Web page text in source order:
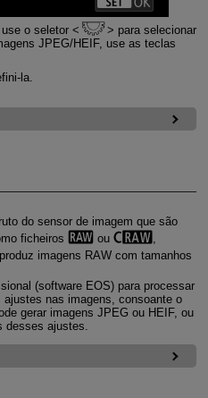
o seletor
para selecionar
JPEG/HEIF, use as teclas
la.
do sensor de imagem que são
ficheiros
ou
,
produz imagens RAW com tamanhos
(software EOS) para processar
nas imagens, consoante o
gerar imagens JPEG ou HEIF, ou
desses ajustes.